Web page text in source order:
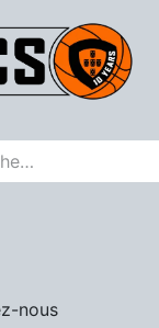
nous